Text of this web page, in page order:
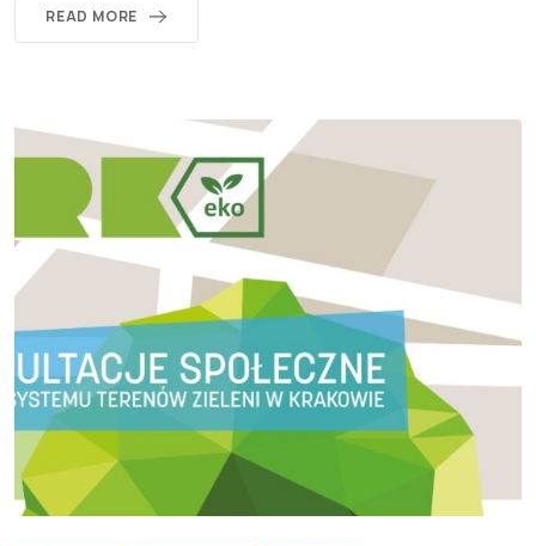
READ MORE